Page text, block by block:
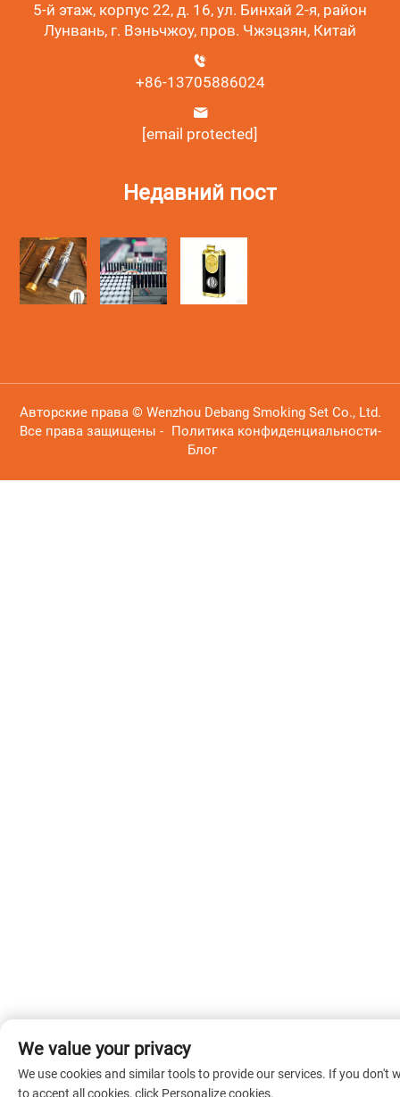
5-й этаж, корпус 22, д. 16, ул. Бинхай 2-я, район
Лунвань, г. Вэньчжоу, пров. Чжэцзян, Китай
+86-13705886024
[email protected]
Недавний пост
Авторские права © Wenzhou Debang Smoking Set Co., Ltd.
Все права защищены - Политика конфиденциальности-
Блог
We value your privacy
We use cookies and similar tools to provide our services. If you don't
to accept all cookies, click Personalize cookies.